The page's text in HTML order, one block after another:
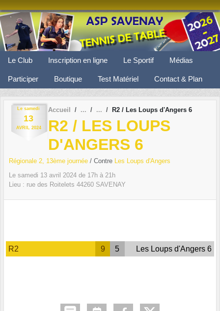
Le Club Inscription en ligne Le Sportif Médias
Participer Boutique Test Matériel Contact & Plan
Le samedi
13
AVRIL 2024
Accueil R2 / Les Loups d'Angers 6
R2 / LES LOUPS
D'ANGERS 6
Régionale 2, 13ème journée / Contre Les Loups d'Angers
Le samedi 13 avril 2024 de 17h à 21h
Lieu : rue des Roitelets 44260 SAVENAY
R2 9 5 Les Loups d'Angers 6